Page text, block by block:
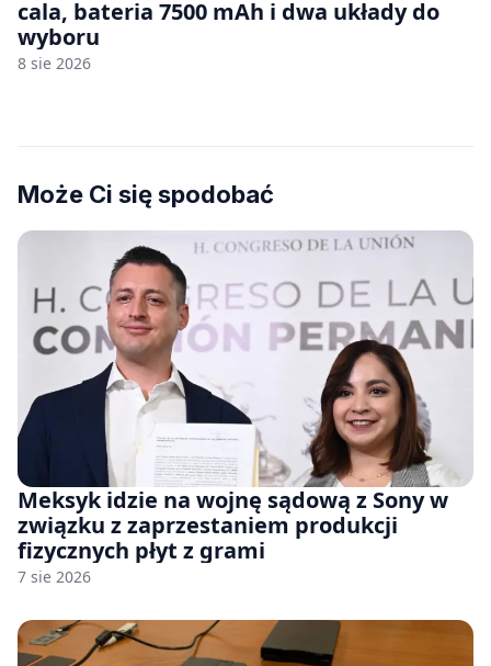
cala, bateria 7500 mAh i dwa układy do
wyboru
8 sie 2026
Może Ci się spodobać
Meksyk idzie na wojnę sądową z Sony w
związku z zaprzestaniem produkcji
fizycznych płyt z grami
7 sie 2026